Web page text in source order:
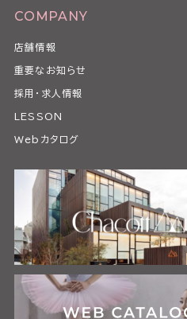
COMPANY
店舗情報
重要なお知らせ
採用・求人情報
LESSON
Webカタログ